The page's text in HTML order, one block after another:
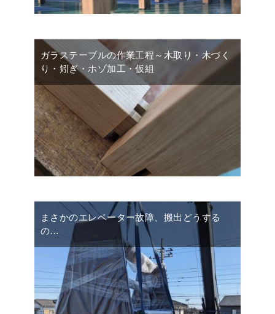
ガラステーブルの作業工程～木取り・木づく
り・矧ぎ・ホゾ加工・仮組
まさかのエレベーター故障、搬出どうする
の…